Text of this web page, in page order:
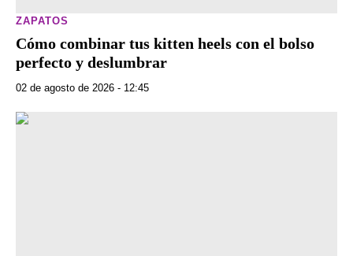
ZAPATOS
Cómo combinar tus kitten heels con el bolso
perfecto y deslumbrar
02 de agosto de 2026 - 12:45